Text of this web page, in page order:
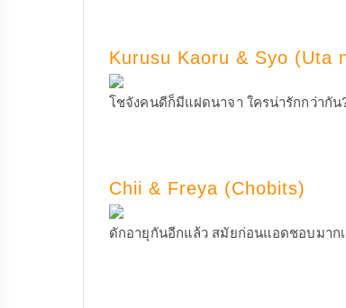
Kurusu Kaoru & Syo (Uta
โชจังคนดีก็มีแฝดนาจา ใครน่ารักกว่ากัน
Chii & Freya (Chobits)
ดักอายุกันอีกแล้ว สมัยก่อนแอดชอบมาก